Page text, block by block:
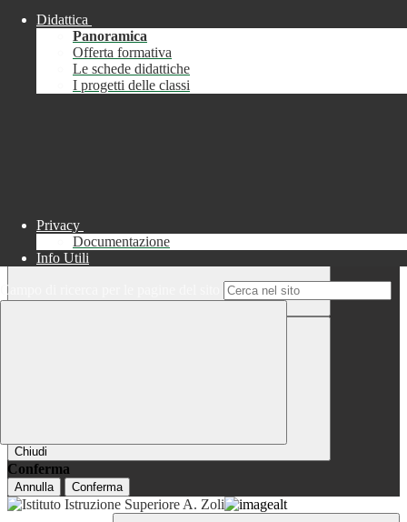
Chiudi
Informazione
Chiudi
Conferma
Annulla Conferma
Didattica
Panoramica
Offerta formativa
Le schede didattiche
I progetti delle classi
Privacy
Documentazione
Info Utili
Campo di ricerca per le pagine del sito